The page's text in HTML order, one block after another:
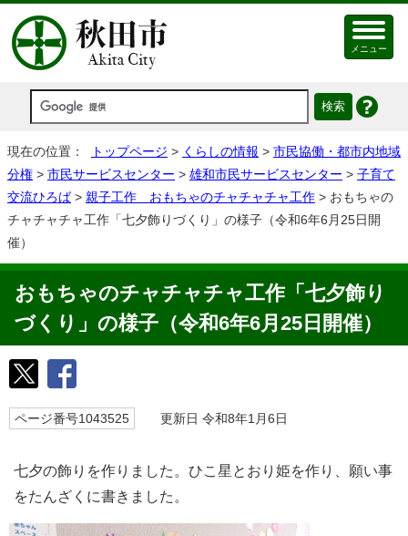
メニュー
現在の位置： トップページ > くらしの情報 > 市民協働・都市内地域
分権 > 市民サービスセンター > 雄和市民サービスセンター > 子育て
交流ひろば> 親子工作 おもちゃのチャチャチャ工作 > おもちゃの
チャチャチャ工作「七夕飾りづくり」の様子（令和6年6月25日開
催）
おもちゃのチャチャチャ工作「七夕飾り
づくり」の様子（令和6年6月25日開催）
ページ番号1043525 更新日 令和8年1月6日
七夕の飾りを作りました。ひこ星とおり姫を作り、願い事
をたんざくに書きました。